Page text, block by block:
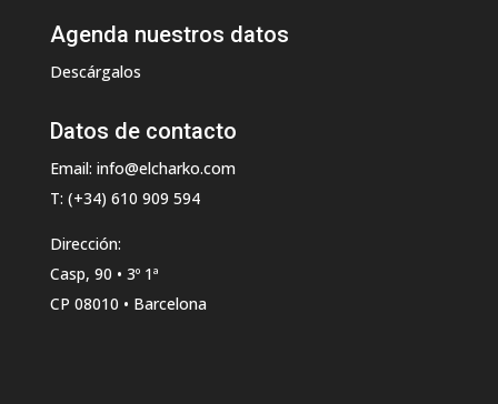
Agenda nuestros datos
Descárgalos
Datos de contacto
Email: info@elcharko.com
T: (+34) 610 909 594
Dirección:
Casp, 90 • 3º 1ª
CP 08010 • Barcelona